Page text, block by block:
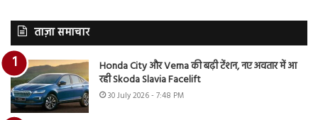
ताज़ा समाचार
Honda City और Verna की बढ़ी टेंशन, नए अवतार में आ
रही Skoda Slavia Facelift
30 July 2026 - 7:48 PM